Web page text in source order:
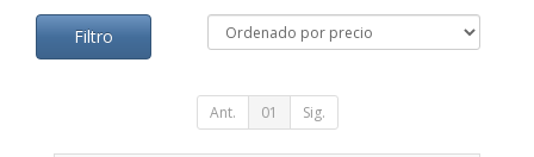
Filtro
Ant. 01 Sig.